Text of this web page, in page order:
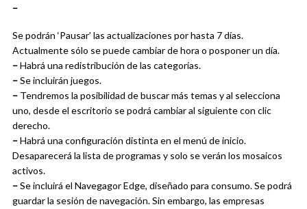
–
Se podrán ‘Pausar’ las actualizaciones por hasta 7 días.
Actualmente sólo se puede cambiar de hora o posponer un día.
–Habrá una redistribución de las categorías.
–Se incluirán juegos.
– Tendremos la posibilidad de buscar más temas y al selecciona
uno, desde el escritorio se podrá cambiar al siguiente con clic
derecho.
–Habrá una configuración distinta en el menú de inicio.
Desaparecerá la lista de programas y solo se verán los mosaicos
activos.
–Se incluirá el Navegagor Edge, diseñado para consumo. Se podrá
guardar la sesión de navegación. Sin embargo, las empresas